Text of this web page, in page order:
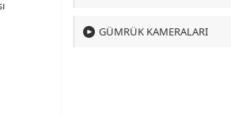
GÜMRÜK KAMERALARI